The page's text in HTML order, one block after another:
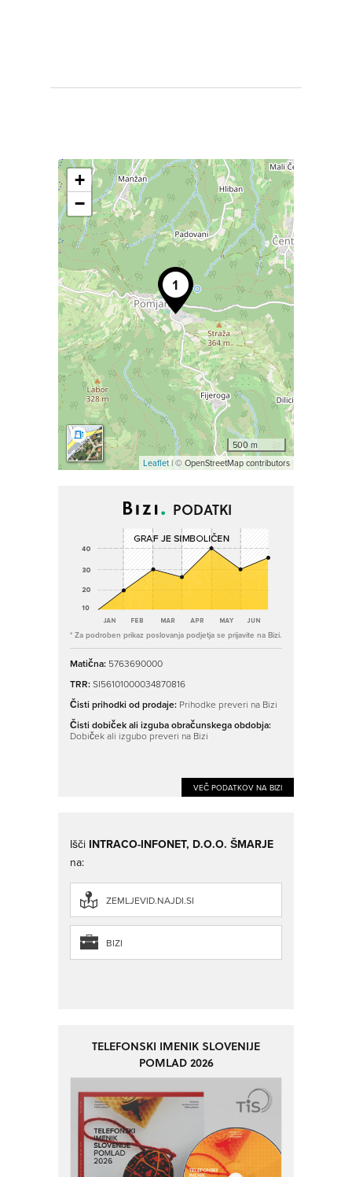
+
−
500 m
Leaflet| © OpenStreetMap contributors
PODATKI
* Za podroben prikaz poslovanja podjetja se prijavite na Bizi.
Matična: 5763690000
TRR:SI56101000034870816
Čisti prihodki od prodaje: Prihodke preveri na Bizi
Čisti dobiček ali izguba obračunskega obdobja:
Dobiček ali izgubo preveri na Bizi
VEČ PODATKOV NA BIZI
Išči INTRACO-INFONET, D.O.O. ŠMARJE
na:
ZEMLJEVID.NAJDI.SI
BIZI
TELEFONSKI IMENIK SLOVENIJE
POMLAD 2026